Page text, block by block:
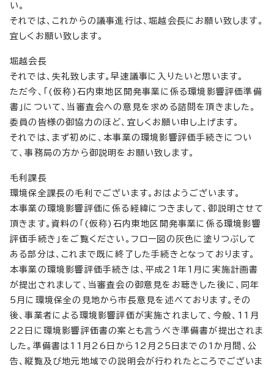
い。
それでは、これからの議事進行は、堀越会長にお願い致します。
宜しくお願い致します。
堀越会長
それでは、失礼致します。早速議事に入りたいと思います。
ただ今、「(仮称)石内東地区開発事業に係る環境影響評価準備
書」について、当審査会への意見を求める諮問を頂きました。
委員の皆様の御協力のほど、宜しくお願い申し上げます。
それでは、まず初めに、本事業の環境影響評価手続きについ
て、事務局の方から御説明をお願い致します。
毛利課長
環境保全課長の毛利でございます。おはようございます。
本事業の環境影響評価に係る経緯につきまして、御説明させて
頂きます。資料の「(仮称)石内東地区開発事業に係る環境影響
評価手続き」をご覧ください。フロー図の灰色に塗りつぶして
ある部分は、これまで既に終了した手続きとなっております。
本事業の環境影響評価手続きは、平成21年1月に実施計画書
が提出されまして、当審査会の御意見をお聴きした後に、同年
5月に環境保全の見地から市長意見を述べております。その
後、事業者による環境影響評価が実施されまして、今般、11月
22日に環境影響評価書の案とも言うべき準備書が提出されま
した。準備書は11月26日から12月25日までの1か月間、公
告、縦覧及び地元地域での説明会が行われたところでございま